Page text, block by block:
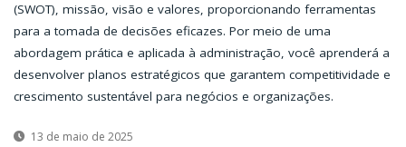
(SWOT), missão, visão e valores, proporcionando ferramentas
para a tomada de decisões eficazes. Por meio de uma
abordagem prática e aplicada à administração, você aprenderá a
desenvolver planos estratégicos que garantem competitividade e
crescimento sustentável para negócios e organizações.
13 de maio de 2025